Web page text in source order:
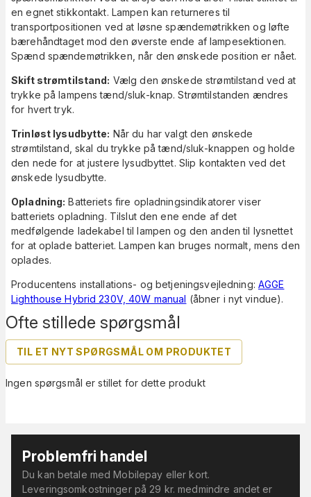
Ofte stillede spørgsmål
TIL ET NYT SPØRGSMÅL OM PRODUKTET
Ingen spørgsmål er stillet for dette produkt
en egnet stikkontakt. Lampen kan returneres til
transportpositionen ved at løsne spændemøtrikken og løfte
bærehåndtaget mod den øverste ende af lampesektionen.
Spænd spændemøtrikken, når den ønskede position er nået.
Skift strømtilstand: Vælg den ønskede strømtilstand ved at
trykke på lampens tænd/sluk-knap. Strømtilstanden ændres
for hvert tryk.
Trinløst lysudbytte: Når du har valgt den ønskede
strømtilstand, skal du trykke på tænd/sluk-knappen og holde
den nede for at justere lysudbyttet. Slip kontakten ved det
ønskede lysudbytte.
Opladning: Batteriets fire opladningsindikatorer viser
batteriets opladning. Tilslut den ene ende af det
medfølgende ladekabel til lampen og den anden til lysnettet
for at oplade batteriet. Lampen kan bruges normalt, mens den
oplades.
Producentens installations- og betjeningsvejledning: AGGE
Lighthouse Hybrid 230V, 40W manual (åbner i nyt vindue).
Problemfri handel
Du kan betale med Mobilepay eller kort.
Leveringsomkostninger på 29 kr. medmindre andet er